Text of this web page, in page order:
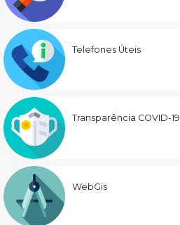
Telefones Úteis
Transparência COVID-19
WebGis